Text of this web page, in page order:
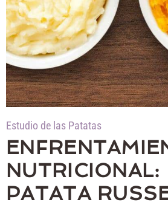
Estudio de las Patatas
NUTRICIONAL:
PATATA